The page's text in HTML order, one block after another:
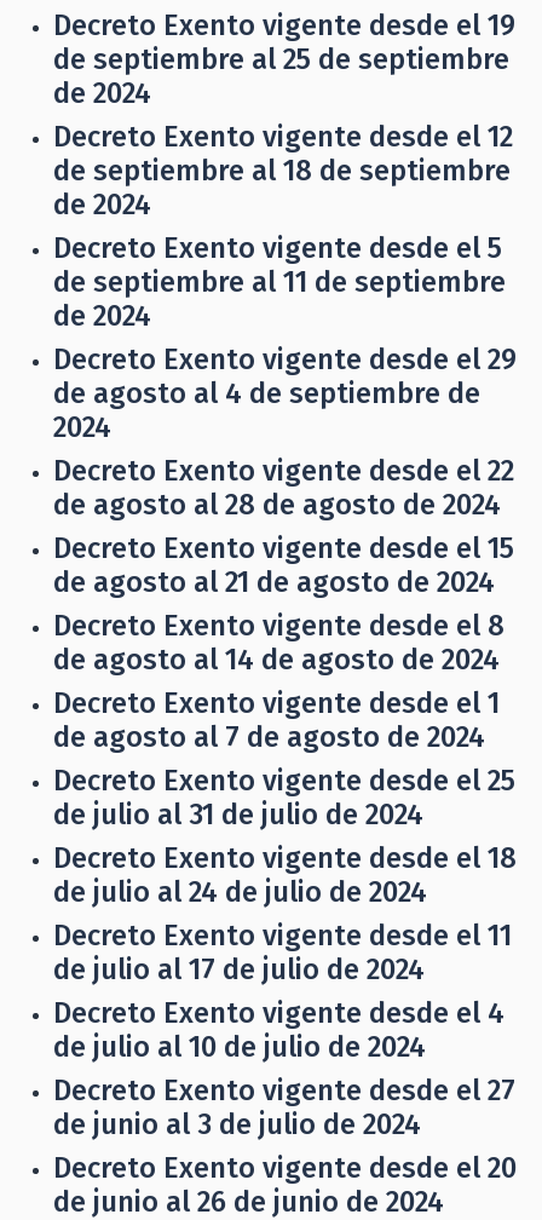
Decreto Exento vigente desde el 19
de septiembre al 25 de septiembre
de 2024
Decreto Exento vigente desde el 12
de septiembre al 18 de septiembre
de 2024
Decreto Exento vigente desde el 5
de septiembre al 11 de septiembre
de 2024
Decreto Exento vigente desde el 29
de agosto al 4 de septiembre de
2024
Decreto Exento vigente desde el 22
de agosto al 28 de agosto de 2024
Decreto Exento vigente desde el 15
de agosto al 21 de agosto de 2024
Decreto Exento vigente desde el 8
de agosto al 14 de agosto de 2024
Decreto Exento vigente desde el 1
de agosto al 7 de agosto de 2024
Decreto Exento vigente desde el 25
de julio al 31 de julio de 2024
Decreto Exento vigente desde el 18
de julio al 24 de julio de 2024
Decreto Exento vigente desde el 11
de julio al 17 de julio de 2024
Decreto Exento vigente desde el 4
de julio al 10 de julio de 2024
Decreto Exento vigente desde el 27
de junio al 3 de julio de 2024
Decreto Exento vigente desde el 20
de junio al 26 de junio de 2024